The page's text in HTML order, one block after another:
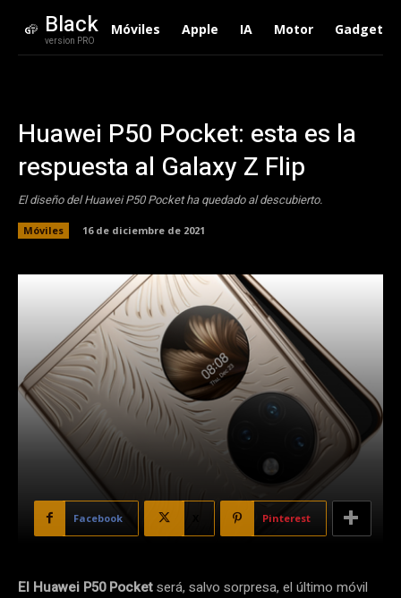
Black
version PRO
Móviles Apple IA Motor Gadgets
Huawei P50 Pocket: esta es la
respuesta al Galaxy Z Flip
El diseño del Huawei P50 Pocket ha quedado al descubierto.
Móviles 16 de diciembre de 2021
Facebook Pinterest
El Huawei P50 Pocketserá, salvo sorpresa, el último móvil